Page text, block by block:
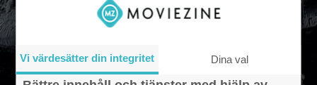
Vi värdesätter din integritet Dina val